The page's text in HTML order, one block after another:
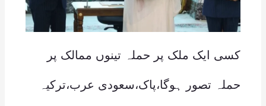
کسی ایک ملک پر حملہ تینوں ممالک پر
حملہ تصور ہوگا،پاک،سعودی عرب،ترکیہ